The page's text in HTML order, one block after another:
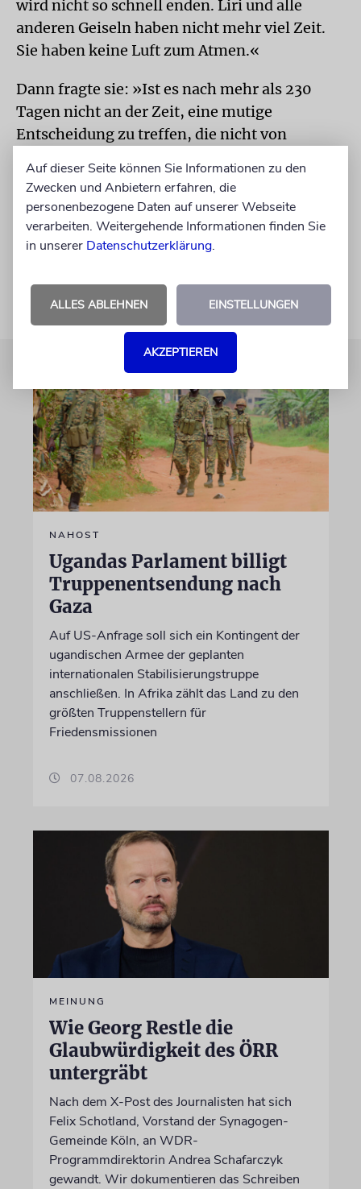
wird nicht so schnell enden. Liri und alle
anderen Geiseln haben nicht mehr viel Zeit.
Sie haben keine Luft zum Atmen.«
Dann fragte sie: »Ist es nach mehr als 230
Tagen nicht an der Zeit, eine mutige
Entscheidung zu treffen, die nicht von
diese auch umzusetzen? Ist es nicht an der
Zeit, das verlorene Vertrauen und die
Hoffnung wiederherzustellen? Schauen Sie
unseren Töchtern in die Augen!«
NAHOST
Ugandas Parlament billigt
Truppenentsendung nach
Gaza
Auf US-Anfrage soll sich ein Kontingent der
ugandischen Armee der geplanten
internationalen Stabilisierungstruppe
anschließen. In Afrika zählt das Land zu den
größten Truppenstellern für
Friedensmissionen
07.08.2026
MEINUNG
Wie Georg Restle die
Glaubwürdigkeit des ÖRR
untergräbt
Nach dem X-Post des Journalisten hat sich
Felix Schotland, Vorstand der Synagogen-
Gemeinde Köln, an WDR-
Programmdirektorin Andrea Schafarczyk
gewandt. Wir dokumentieren das Schreiben
Auf dieser Seite können Sie Informationen zu den
Zwecken und Anbietern erfahren, die
personenbezogene Daten auf unserer Webseite
verarbeiten. Weitergehende Informationen finden Sie
in unserer Datenschutzerklärung.
ALLES ABLEHNEN EINSTELLUNGEN
AKZEPTIEREN